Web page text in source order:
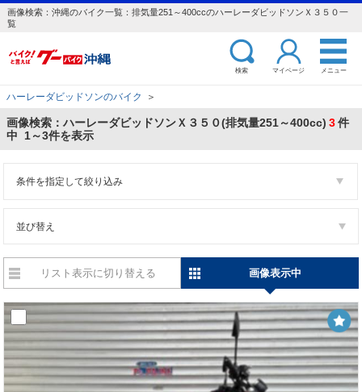
画像検索：沖縄のバイク一覧：排気量251～400ccのハーレーダビッドソンＸ３５０一
覧
検索 マイページ メニュー
ハーレーダビッドソンのバイク ＞
画像検索：ハーレーダビッドソンＸ３５０(排気量251～400cc) 3件
中 1～3件を表示
条件を指定して絞り込み
並び替え
リスト表示に切り替える 画像表示中